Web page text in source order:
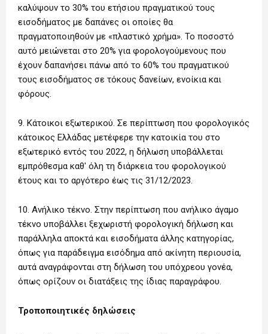
καλύψουν το 30% του ετήσιου πραγματικού τους
εισοδήματος με δαπάνες οι οποίες θα
πραγματοποιηθούν με «πλαστικό χρήμα». Το ποσοστό
αυτό μειώνεται στο 20% για φορολογούμενους που
έχουν δαπανήσει πάνω από το 60% του πραγματικού
τους εισοδήματος σε τόκους δανείων, ενοίκια και
φόρους.
9. Κάτοικοι εξωτερικού. Σε περίπτωση που φορολογικός
κάτοικος Ελλάδας μετέφερε την κατοικία του στο
εξωτερικό εντός του 2022, η δήλωση υποβάλλεται
εμπρόθεσμα καθ' όλη τη διάρκεια του φορολογικού
έτους και το αργότερο έως τις 31/12/2023.
10. Ανήλικο τέκνο. Στην περίπτωση που ανήλικο άγαμο
τέκνο υποβάλλει ξεχωριστή φορολογική δήλωση και
παράλληλα αποκτά και εισοδήματα άλλης κατηγορίας,
όπως για παράδειγμα εισόδημα από ακίνητη περιουσία,
αυτά αναγράφονται στη δήλωση του υπόχρεου γονέα,
όπως ορίζουν οι διατάξεις της ίδιας παραγράφου.
Τροποποιητικές δηλώσεις